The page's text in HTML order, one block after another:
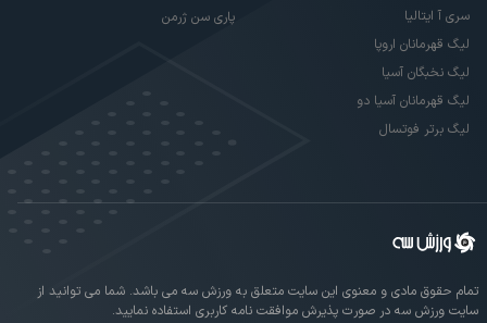
سری آ ایتالیا
لیگ قهرمانان اروپا
لیگ نخبگان آسیا
لیگ قهرمانان آسیا دو
لیگ برتر فوتسال
پاری سن ژرمن
تمام حقوق مادی و معنوی این سایت متعلق به ورزش سه می باشد. شما می توانید از
سایت ورزش سه در صورت پذیرش موافقت نامه کاربری استفاده نمایید.